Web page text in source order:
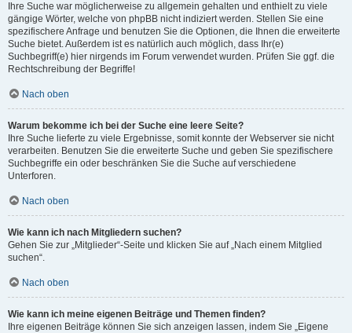
Ihre Suche war möglicherweise zu allgemein gehalten und enthielt zu viele
gängige Wörter, welche von phpBB nicht indiziert werden. Stellen Sie eine
spezifischere Anfrage und benutzen Sie die Optionen, die Ihnen die erweiterte
Suche bietet. Außerdem ist es natürlich auch möglich, dass Ihr(e)
Suchbegriff(e) hier nirgends im Forum verwendet wurden. Prüfen Sie ggf. die
Rechtschreibung der Begriffe!
Nach oben
Warum bekomme ich bei der Suche eine leere Seite?
Ihre Suche lieferte zu viele Ergebnisse, somit konnte der Webserver sie nicht
verarbeiten. Benutzen Sie die erweiterte Suche und geben Sie spezifischere
Suchbegriffe ein oder beschränken Sie die Suche auf verschiedene
Unterforen.
Nach oben
Wie kann ich nach Mitgliedern suchen?
Gehen Sie zur „Mitglieder“-Seite und klicken Sie auf „Nach einem Mitglied
suchen“.
Nach oben
Wie kann ich meine eigenen Beiträge und Themen finden?
Ihre eigenen Beiträge können Sie sich anzeigen lassen, indem Sie „Eigene